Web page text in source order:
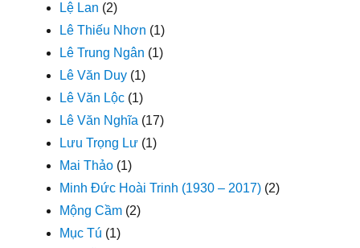
Lệ Lan (2)
Lê Thiếu Nhơn (1)
Lê Trung Ngân (1)
Lê Văn Duy (1)
Lê Văn Lộc (1)
Lê Văn Nghĩa (17)
Lưu Trọng Lư (1)
Mai Thảo (1)
Minh Đức Hoài Trinh (1930 – 2017) (2)
Mộng Cầm (2)
Mục Tú (1)